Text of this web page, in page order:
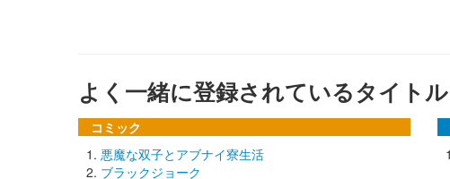
よく一緒に登録されているタイトル
コミック
悪魔な双子とアブナイ寮生活
ブラックジョーク